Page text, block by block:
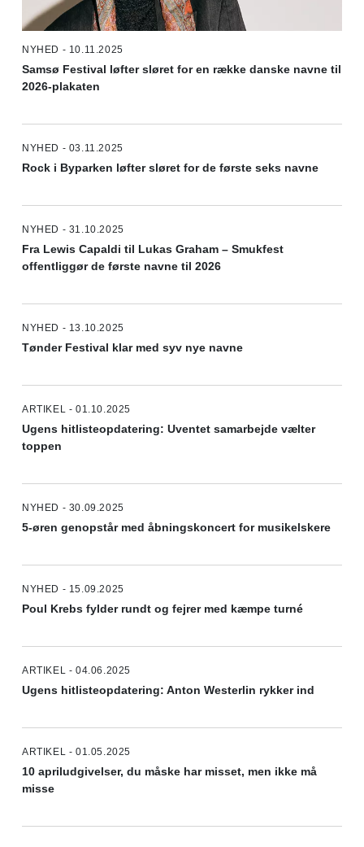
NYHED - 10.11.2025
Samsø Festival løfter sløret for en række danske navne til
2026-plakaten
NYHED - 03.11.2025
Rock i Byparken løfter sløret for de første seks navne
NYHED - 31.10.2025
Fra Lewis Capaldi til Lukas Graham – Smukfest
offentliggør de første navne til 2026
NYHED - 13.10.2025
Tønder Festival klar med syv nye navne
ARTIKEL - 01.10.2025
Ugens hitlisteopdatering: Uventet samarbejde vælter
toppen
NYHED - 30.09.2025
5-øren genopstår med åbningskoncert for musikelskere
NYHED - 15.09.2025
Poul Krebs fylder rundt og fejrer med kæmpe turné
ARTIKEL - 04.06.2025
Ugens hitlisteopdatering: Anton Westerlin rykker ind
ARTIKEL - 01.05.2025
10 apriludgivelser, du måske har misset, men ikke må
misse